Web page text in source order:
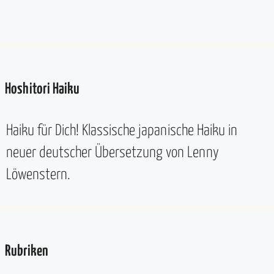
Hoshitori Haiku
Haiku für Dich! Klassische japanische Haiku in
neuer deutscher Übersetzung von Lenny
Löwenstern.
Rubriken